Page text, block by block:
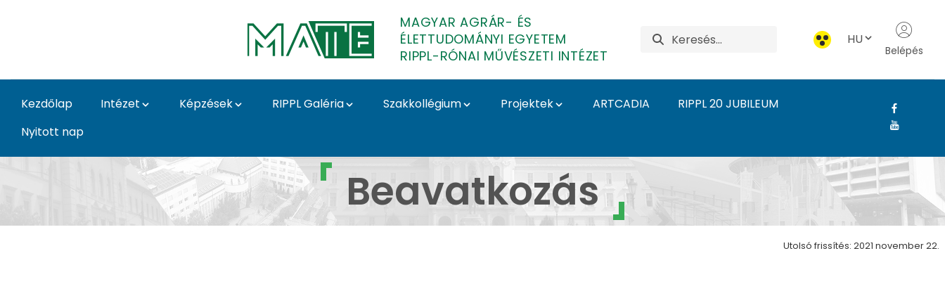
MAGYAR AGRÁR- ÉS
ÉLETTUDOMÁNYI EGYETEM
RIPPL-RÓNAI MŰVÉSZETI INTÉZET
HU
Belépés
Kezdőlap Intézet Képzések RIPPL Galéria Szakkollégium Projektek ARTCADIA
RIPPL 20 JUBILEUM
Nyitott nap
Beavatkozás galéria - Beavatkozás - Rippl-Rónai Művészeti
Beavatkozás
Utolsó frissítés: 2021 november 22.